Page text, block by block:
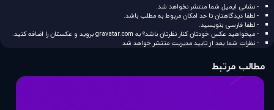
- نشانی ایمیل شما منتشر نخواهد شد.
- لطفا دیدگاهتان تا حد امکان مربوط به مطلب باشد.
- لطفا فارسی بنویسید.
- میخواهید عکس خودتان کنار نظرتان باشد؟ به gravatar.comبروید و عکستان را اضافه کنید.
- نظرات شما بعد از تایید مدیریت منتشر خواهد شد
مطالب مرتبط